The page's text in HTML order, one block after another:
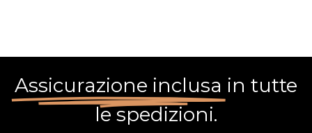
Assicurazione inclusa in tutte
le spedizioni.